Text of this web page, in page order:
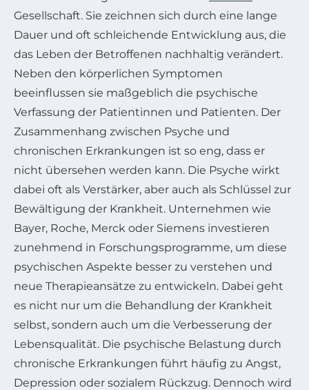
Gesellschaft. Sie zeichnen sich durch eine lange
Dauer und oft schleichende Entwicklung aus, die
das Leben der Betroffenen nachhaltig verändert.
Neben den körperlichen Symptomen
beeinflussen sie maßgeblich die psychische
Verfassung der Patientinnen und Patienten. Der
Zusammenhang zwischen Psyche und
chronischen Erkrankungen ist so eng, dass er
nicht übersehen werden kann. Die Psyche wirkt
dabei oft als Verstärker, aber auch als Schlüssel zur
Bewältigung der Krankheit. Unternehmen wie
Bayer, Roche, Merck oder Siemens investieren
zunehmend in Forschungsprogramme, um diese
psychischen Aspekte besser zu verstehen und
neue Therapieansätze zu entwickeln. Dabei geht
es nicht nur um die Behandlung der Krankheit
selbst, sondern auch um die Verbesserung der
Lebensqualität. Die psychische Belastung durch
chronische Erkrankungen führt häufig zu Angst,
Depression oder sozialem Rückzug. Dennoch wird